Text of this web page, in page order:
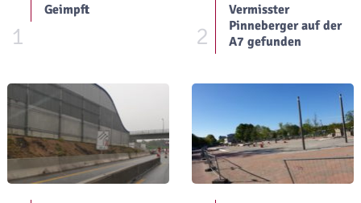
1
Geimpft
2
Vermisster
Pinneberger auf der
A7 gefunden